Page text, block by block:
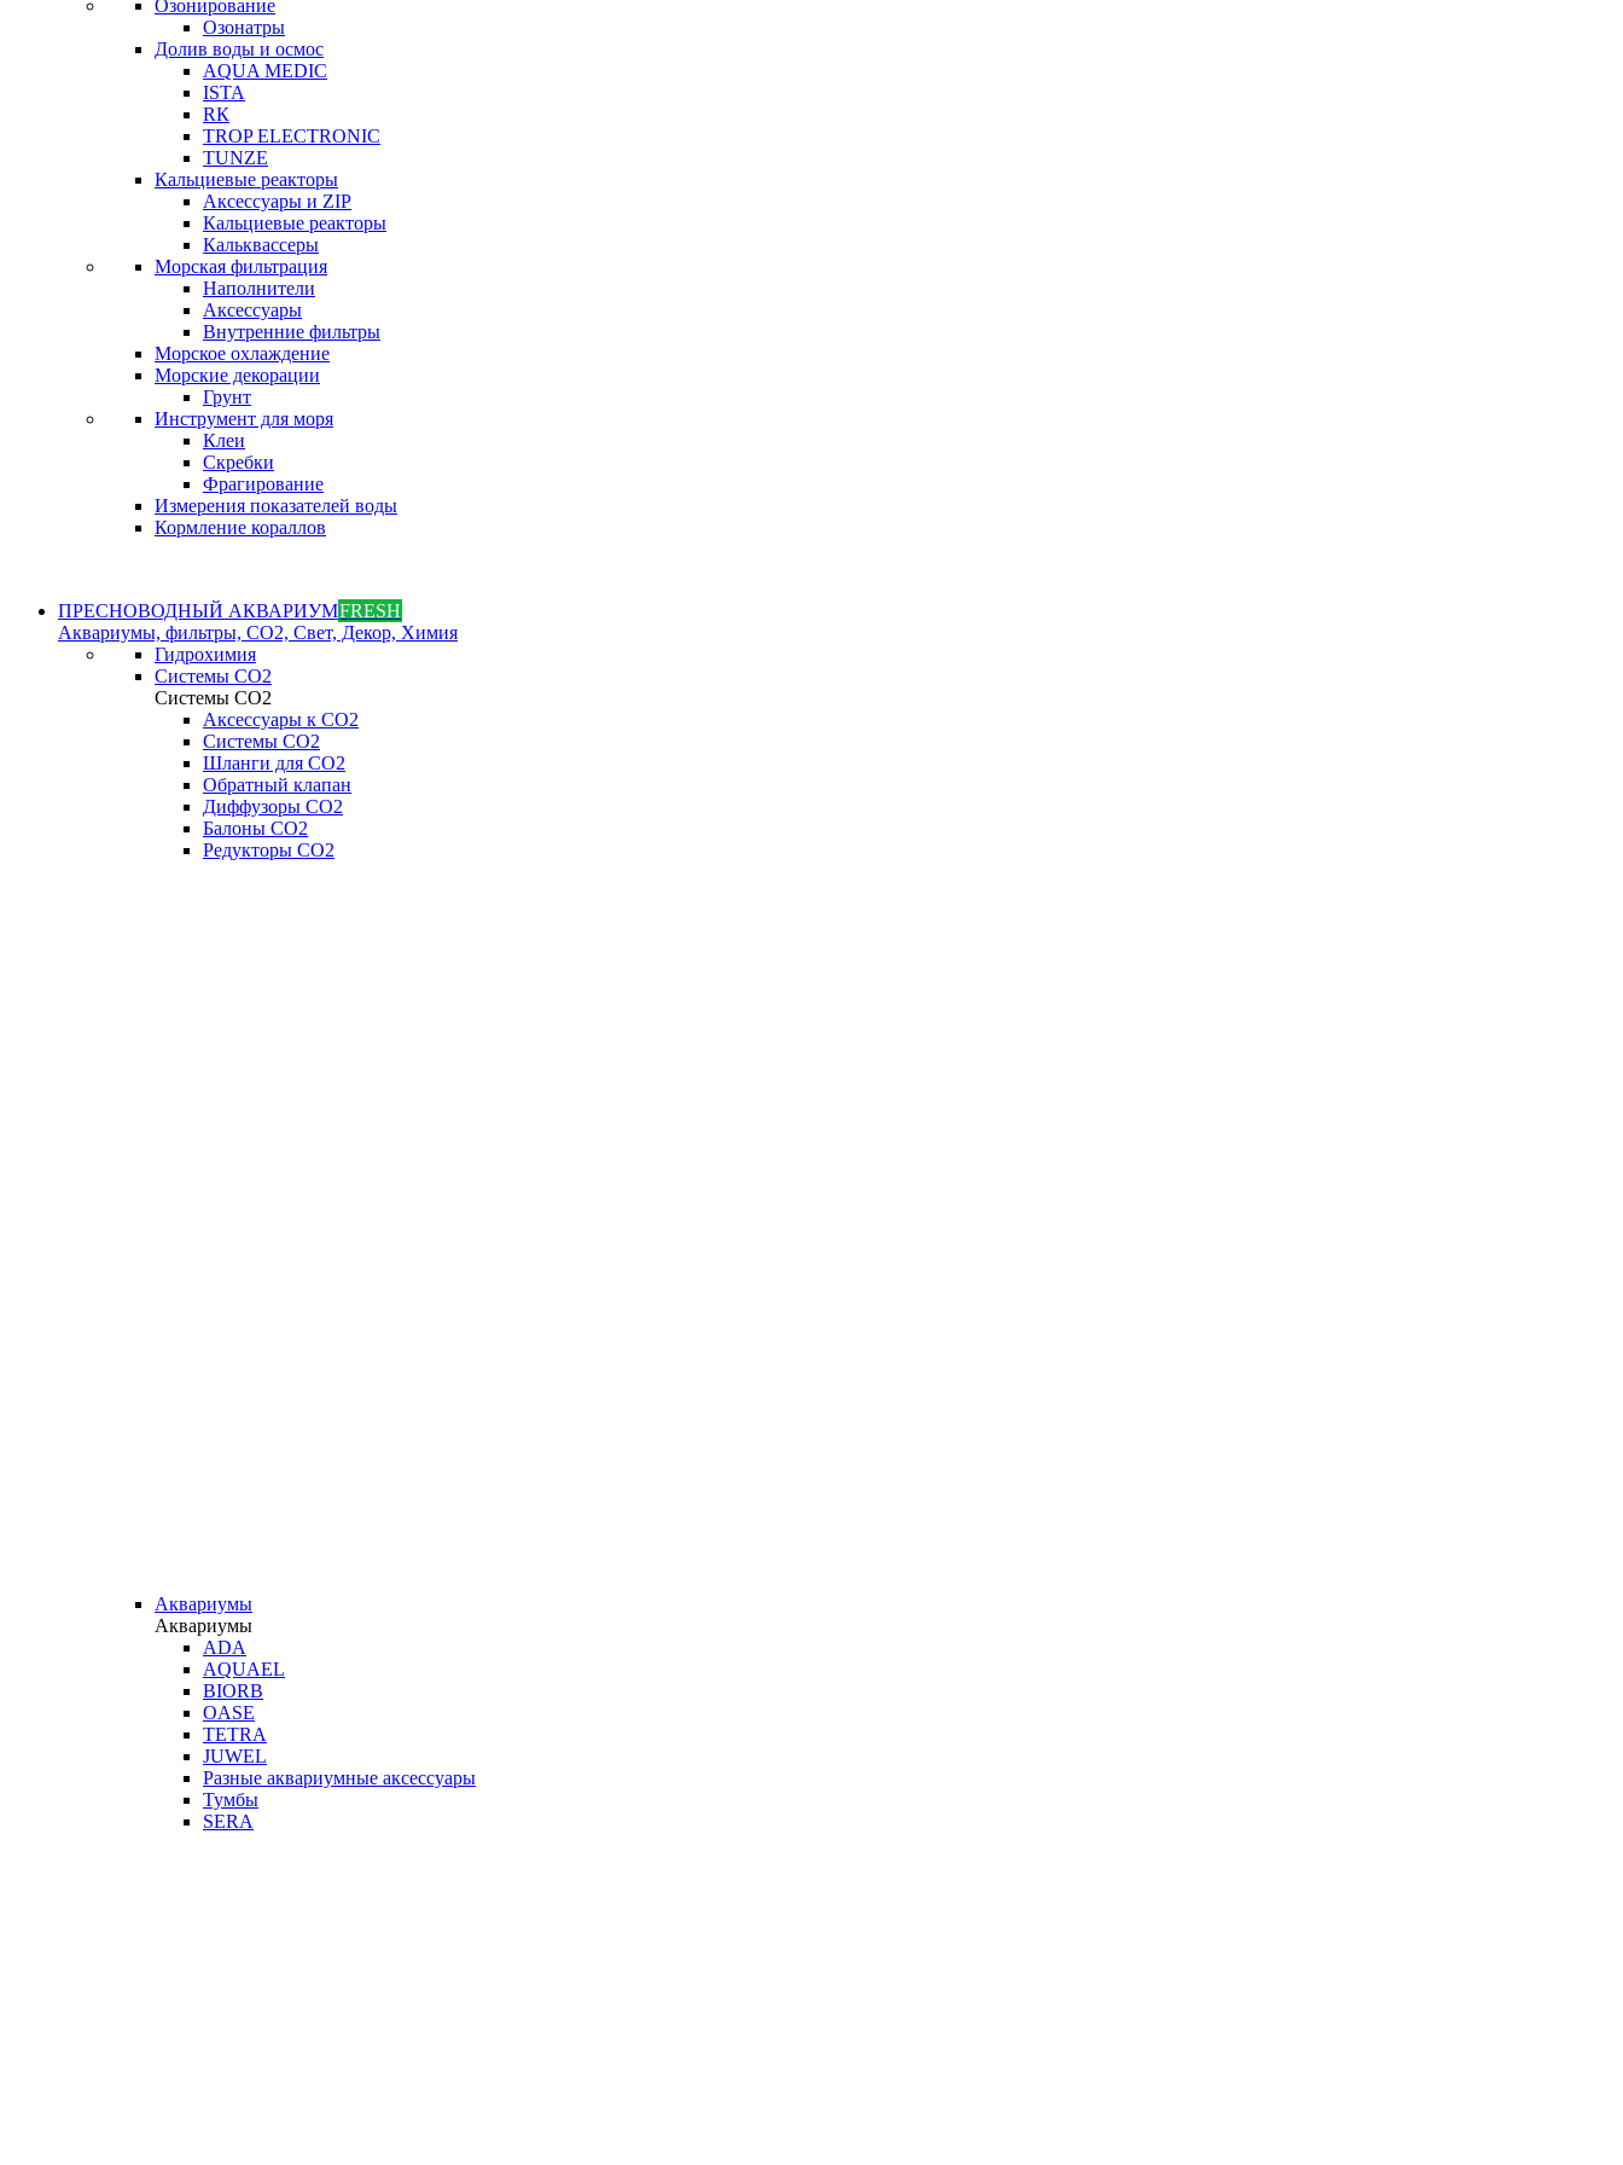
Озонирование
Озонатры
Долив воды и осмос
AQUA MEDIC
ISTA
RК
TROP ELECTRONIC
TUNZE
Кальциевые реакторы
Аксессуары и ZIP
Кальциевые реакторы
Кальквассеры
Морская фильтрация
Наполнители
Аксессуары
Внутренние фильтры
Морское охлаждение
Морские декорации
Грунт
Инструмент для моря
Клеи
Скребки
Фрагирование
Измерения показателей воды
Кормление кораллов
ПРЕСНОВОДНЫЙ АКВАРИУМFRESH
Аквариумы, фильтры, СО2, Свет, Декор, Химия
Гидрохимия
Системы СО2
Системы СО2
Аксессуары к СО2
Системы СО2
Шланги для CO2
Обратный клапан
Диффузоры СO2
Балоны CO2
Редукторы CO2
Аквариумы
Аквариумы
ADA
AQUAEL
BIORB
OASE
TETRA
JUWEL
Разные аквариумные аксессуары
Тумбы
SERA